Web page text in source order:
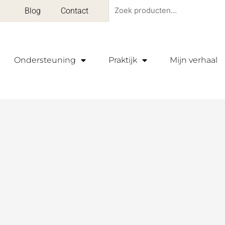
Blog Contact
Zoeken
Ondersteuning Praktijk Mijn verhaal